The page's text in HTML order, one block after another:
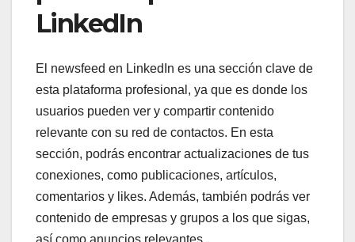
LinkedIn
El newsfeed en LinkedIn es una sección clave de
esta plataforma profesional, ya que es donde los
usuarios pueden ver y compartir contenido
relevante con su red de contactos. En esta
sección, podrás encontrar actualizaciones de tus
conexiones, como publicaciones, artículos,
comentarios y likes. Además, también podrás ver
contenido de empresas y grupos a los que sigas,
así como anuncios relevantes.